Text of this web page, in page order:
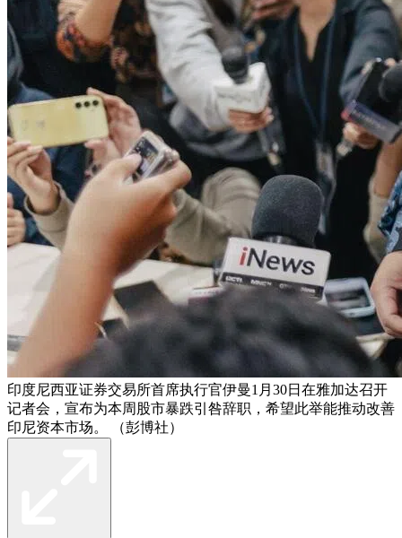
印度尼西亚证券交易所首席执行官伊曼1月30日在雅加达召开
记者会，宣布为本周股市暴跌引咎辞职，希望此举能推动改善
印尼资本市场。 （彭博社）